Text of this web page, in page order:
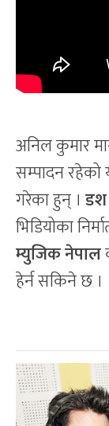
अनिल कुमार
सम्पादन रहेको
गरेका हुन् ।
भिडियोका
म्युजिक नेपाल
हेर्न सकिने छ ।